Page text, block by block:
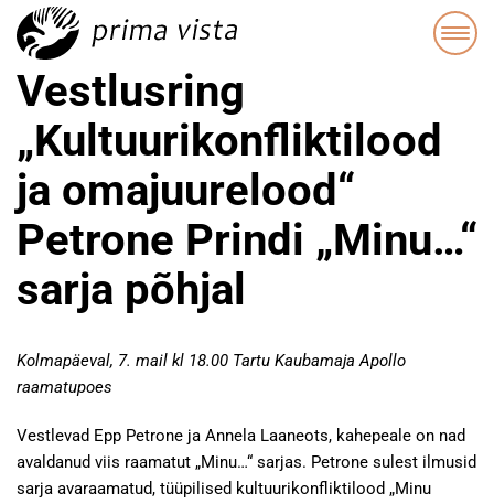
Vestlusring
„Kultuurikonfliktilood
ja omajuurelood“
Petrone Prindi „Minu…“
sarja põhjal
Kolmapäeval, 7. mail kl 18.00 Tartu Kaubamaja Apollo
raamatupoes
Vestlevad Epp Petrone ja Annela Laaneots, kahepeale on nad
avaldanud viis raamatut „Minu…“ sarjas. Petrone sulest ilmusid
sarja avaraamatud, tüüpilised kultuurikonfliktilood „Minu